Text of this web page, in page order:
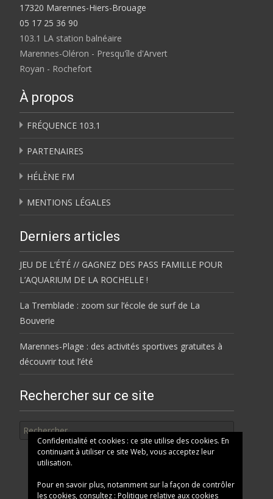
17320 Marennes-Hiers-Brouage
05 17 25 36 90
103.1 LA station balnéaire
Marennes-Oléron - Presqu'île d'Arvert
Royan - Rochefort
À propos
FRÉQUENCE 103.1
PARTENAIRES
HÉLÈNE FM
MENTIONS LÉGALES
Derniers articles
JEU DE L’ÉTÉ // GAGNEZ DES PASS FAMILLE POUR
L’AQUARIUM DE LA ROCHELLE !
La Tremblade : zoom sur l’école de surf de La
Bouverie
Marennes-Plage : des activités sportives gratuites à
découvrir tout l’été
Rechercher sur ce site
Confidentialité et cookies : ce site utilise des cookies. En
continuant à utiliser ce site Web, vous acceptez leur
utilisation.
Pour en savoir plus, notamment sur la façon de contrôler
les cookies, consultez : Politique relative aux cookies